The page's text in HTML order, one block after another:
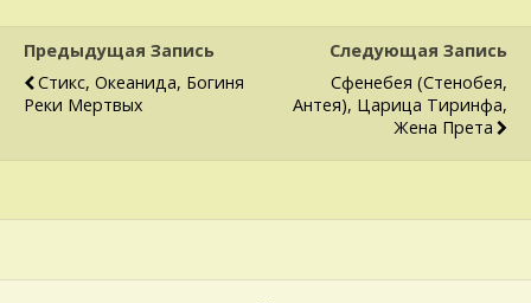
Предыдущая Запись
Стикс, Океанида, Богиня
Реки Мертвых
Следующая Запись
Сфенебея (Стенобея,
Антея), Царица Тиринфа,
Жена Прета